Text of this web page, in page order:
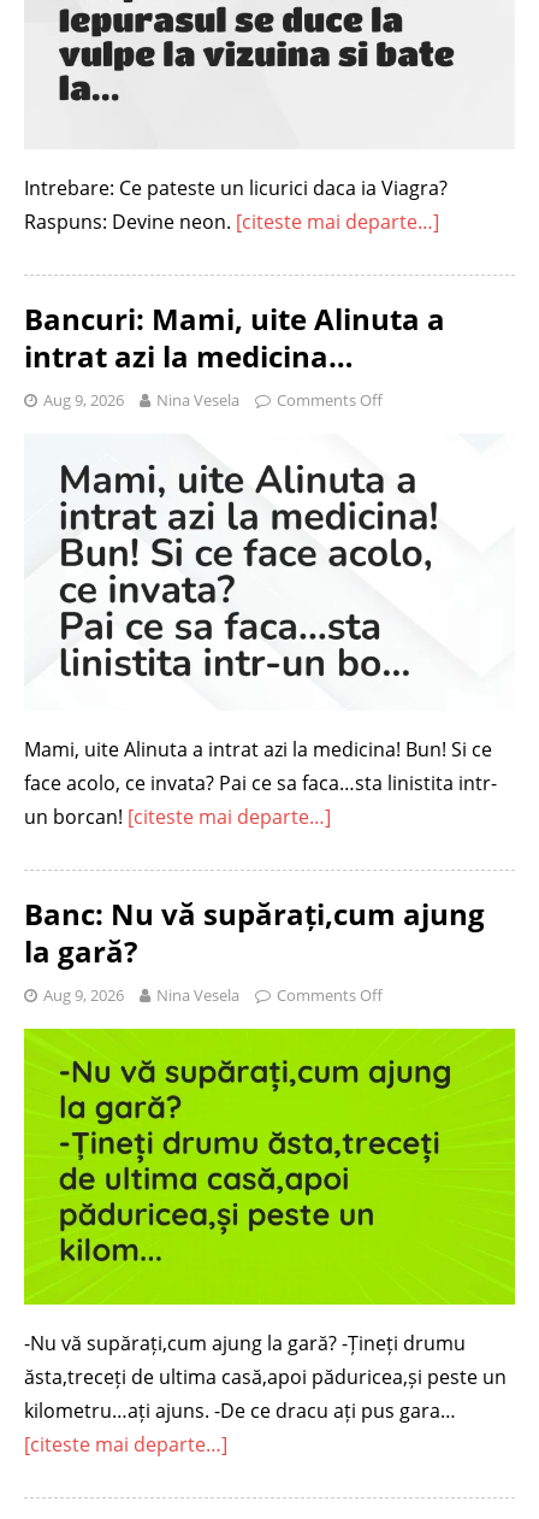
Intrebare: Ce pateste un licurici daca ia Viagra?
Raspuns: Devine neon. [citeste mai departe…]
Bancuri: Mami, uite Alinuta a
intrat azi la medicina…
Aug 9, 2026 Nina Vesela Comments Off
Mami, uite Alinuta a intrat azi la medicina! Bun! Si ce
face acolo, ce invata? Pai ce sa faca…sta linistita intr-
un borcan! [citeste mai departe…]
Banc: Nu vă supărați,cum ajung
la gară?
Aug 9, 2026 Nina Vesela Comments Off
-Nu vă supărați,cum ajung la gară? -Țineți drumu
ăsta,treceți de ultima casă,apoi păduricea,și peste un
kilometru…ați ajuns. -De ce dracu ați pus gara…
[citeste mai departe…]